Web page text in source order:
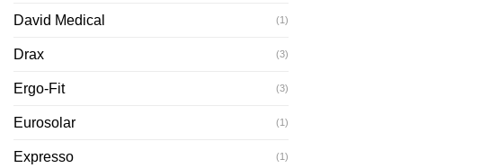
David Medical (1)
Drax (3)
Ergo-Fit (3)
Eurosolar (1)
Expresso (1)